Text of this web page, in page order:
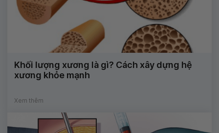
Khối lượng xương là gì? Cách xây dựng hệ
xương khỏe mạnh
Xem thêm